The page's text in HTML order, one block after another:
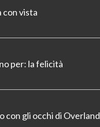
con vista
per: la felicità
con gli occhi di